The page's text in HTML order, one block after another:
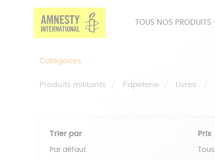
TOUS NOS PRODUITS
Catégories
Produits militants Papeterie Livres
Trier par
Par défaut
Prix
Tous